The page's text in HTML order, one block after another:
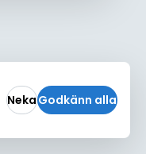
NekaGodkänn alla